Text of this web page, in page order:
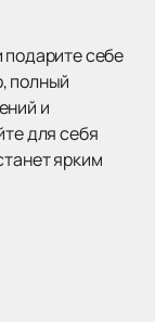
себе
полный
и
для себя
ярким